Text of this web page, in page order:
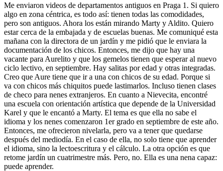
Me enviaron videos de departamentos antiguos en Praga 1. Si quiero
algo en zona céntrica, es todo así: tienen todas las comodidades,
pero son antiguos. Ahora los están mirando Marty y Aldito. Quiero
estar cerca de la embajada y de escuelas buenas. Me comuniqué esta
mañana con la directora de un jardín y me pidió que le enviara la
documentación de los chicos. Entonces, me dijo que hay una
vacante para Aurelito y que los gemelos tienen que esperar al nuevo
ciclo lectivo, en septiembre. Hay salitas por edad y otras integradas.
Creo que Aure tiene que ir a una con chicos de su edad. Porque si
va con chicos más chiquitos puede lastimarlos. Incluso tienen clases
de checo para nenes extranjeros. En cuanto a Nievecita, encontré
una escuela con orientación artística que depende de la Universidad
Karel y que le encantó a Marty. El tema es que ella no sabe el
idioma y los nenes comenzaron 1er grado en septiembre de este año.
Entonces, me ofrecieron nivelarla, pero va a tener que quedarse
después del mediodía. En el caso de ella, no solo tiene que aprender
el idioma, sino la lectoescritura y el cálculo. La otra opción es que
retome jardín un cuatrimestre más. Pero, no. Ella es una nena capaz:
puede aprender.